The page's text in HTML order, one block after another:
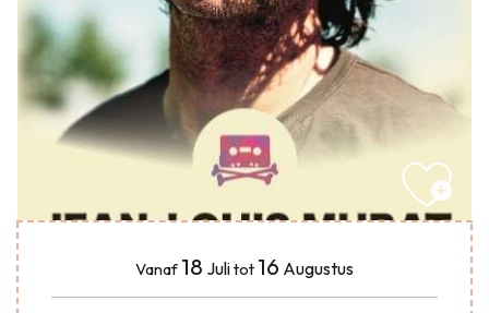
Vanaf 18 Julitot 16 Augustus